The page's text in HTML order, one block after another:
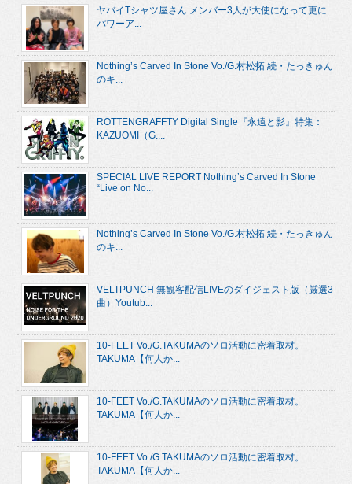
ヤバイTシャツ屋さん メンバー3人が大使になって更に
パワーア...
Nothing’s Carved In Stone Vo./G.村松拓 続・たっきゅん
のキ...
ROTTENGRAFFTY Digital Single『永遠と影』特集：
KAZUOMI（G....
SPECIAL LIVE REPORT Nothing’s Carved In Stone
“Live on No...
Nothing’s Carved In Stone Vo./G.村松拓 続・たっきゅん
のキ...
VELTPUNCH 無観客配信LIVEのダイジェスト版（厳選3
曲）Youtub...
10-FEET Vo./G.TAKUMAのソロ活動に密着取材。
TAKUMA【何人か...
10-FEET Vo./G.TAKUMAのソロ活動に密着取材。
TAKUMA【何人か...
10-FEET Vo./G.TAKUMAのソロ活動に密着取材。
TAKUMA【何人か...